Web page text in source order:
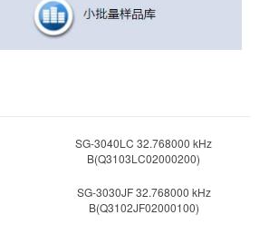
SG-3040LC 32.768000 kHz
B(Q3103LC02000200)
SG-3030JF 32.768000 kHz
B(Q3102JF02000100)